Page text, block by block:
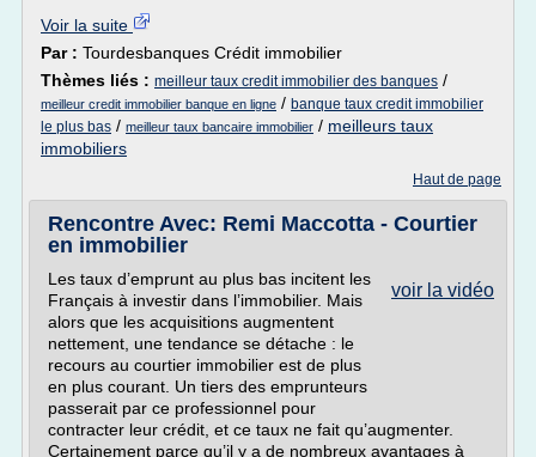
Voir la suite
Par : Tourdesbanques Crédit immobilier
Thèmes liés : meilleur taux credit immobilier des banques /
meilleur credit immobilier banque en ligne / banque taux credit immobilier
le plus bas / meilleur taux bancaire immobilier / meilleurs taux
immobiliers
Haut de page
Rencontre Avec: Remi Maccotta - Courtier
en immobilier
voir la vidéo
Les taux d’emprunt au plus bas incitent les
Français à investir dans l’immobilier. Mais
alors que les acquisitions augmentent
nettement, une tendance se détache : le
recours au courtier immobilier est de plus
en plus courant. Un tiers des emprunteurs
passerait par ce professionnel pour
contracter leur crédit, et ce taux ne fait qu’augmenter.
Certainement parce qu’il y a de nombreux avantages à